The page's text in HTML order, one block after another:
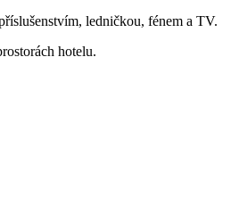
ledničkou, fénem a TV.
hotelu.